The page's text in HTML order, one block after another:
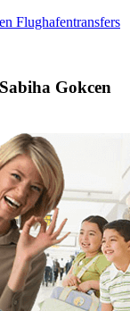
Flughafentransfers
Gokcen